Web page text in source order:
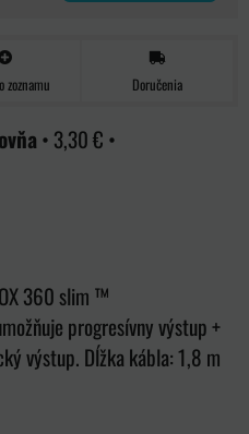
zoznamu Doručenia
• 3,30 € •
360 slim ™
progresívny výstup +
výstup. Dĺžka kábla: 1,8 m